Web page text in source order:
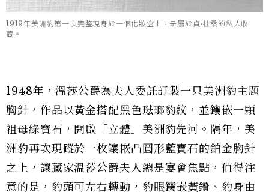
1919年美洲豹第一次完整現身於一個化妝盒上，是屬於貞·杜桑的私人收
藏。
1948年，溫莎公爵為夫人委託訂製一只美洲豹主題
胸針，作品以黃金搭配黑色琺瑯豹紋，並鑲嵌一顆
祖母綠寶石，開啟「立體」美洲豹先河。隔年，美
洲豹再次現蹤於一枚鑲嵌凸圓形藍寶石的鉑金胸針
之上，讓藏家溫莎公爵夫人總是宴會焦點，值得注
意的是，豹頭可左右轉動，豹眼鑲嵌黃鑽、豹身由